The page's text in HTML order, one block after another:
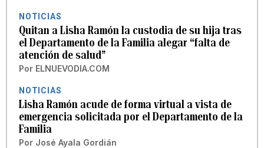
NOTICIAS
Quitan a Lisha Ramón la custodia de su hija tras
el Departamento de la Familia alegar “falta de
atención de salud”
Por ELNUEVODIA.COM
NOTICIAS
Lisha Ramón acude de forma virtual a vista de
emergencia solicitada por el Departamento de la
Familia
Por José Ayala Gordián